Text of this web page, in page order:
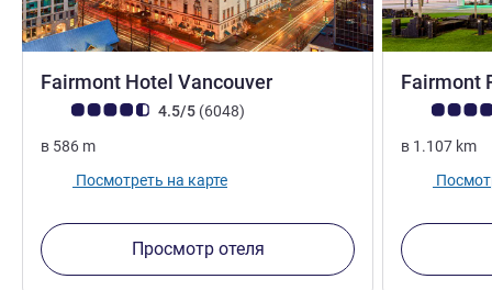
Fairmont Hotel Vancouver
Примечание: отзывы клиентов (Рейтинг ALL)
4.5/5 (6048Отзывов
)
в 586 m
Посмотреть на карте
Просмотр отеля
Fairmont
в 1.107 km